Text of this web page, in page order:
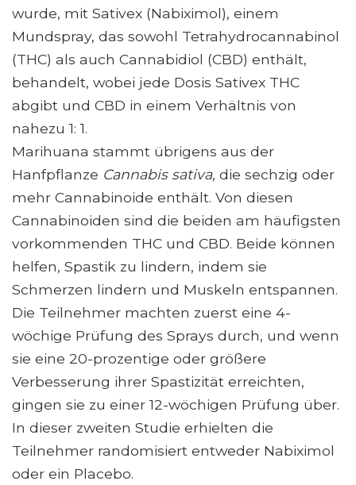
wurde, mit Sativex (Nabiximol), einem
Mundspray, das sowohl Tetrahydrocannabinol
(THC) als auch Cannabidiol (CBD) enthält,
behandelt, wobei jede Dosis Sativex THC
abgibt und CBD in einem Verhältnis von
nahezu 1: 1.
Marihuana stammt übrigens aus der
Hanfpflanze Cannabis sativa, die sechzig oder
mehr Cannabinoide enthält. Von diesen
Cannabinoiden sind die beiden am häufigsten
vorkommenden THC und CBD. Beide können
helfen, Spastik zu lindern, indem sie
Schmerzen lindern und Muskeln entspannen.
Die Teilnehmer machten zuerst eine 4-
wöchige Prüfung des Sprays durch, und wenn
sie eine 20-prozentige oder größere
Verbesserung ihrer Spastizität erreichten,
gingen sie zu einer 12-wöchigen Prüfung über.
In dieser zweiten Studie erhielten die
Teilnehmer randomisiert entweder Nabiximol
oder ein Placebo.